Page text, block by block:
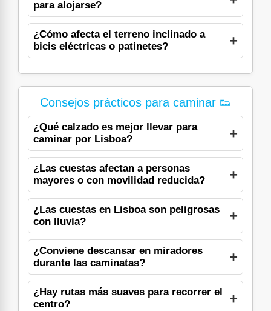
para alojarse?
¿Cómo afecta el terreno inclinado a
bicis eléctricas o patinetes?
Consejos prácticos para caminar 👟
¿Qué calzado es mejor llevar para
caminar por Lisboa?
¿Las cuestas afectan a personas
mayores o con movilidad reducida?
¿Las cuestas en Lisboa son peligrosas
con lluvia?
¿Conviene descansar en miradores
durante las caminatas?
¿Hay rutas más suaves para recorrer el
centro?